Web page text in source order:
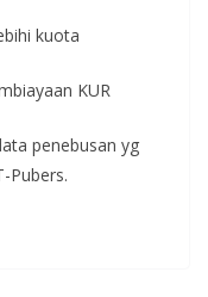
kuota
KUR
penebusan yg
Pubers.